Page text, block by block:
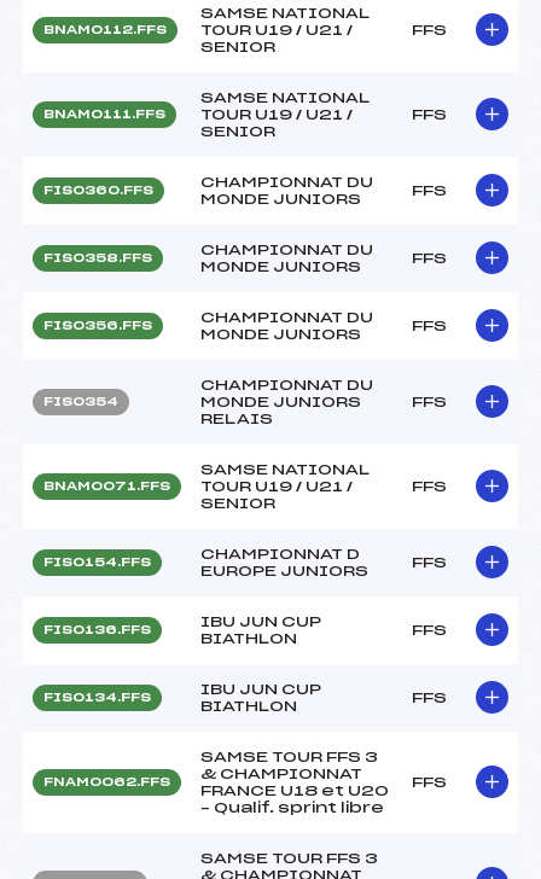
BNAM0112.FFS
SAMSE NATIONAL
TOUR U19 / U21 /
SENIOR
FFS
BNAM0111.FFS
SAMSE NATIONAL
TOUR U19 / U21 /
SENIOR
FFS
FIS0360.FFS
CHAMPIONNAT DU
MONDE JUNIORS
FFS
FIS0358.FFS
CHAMPIONNAT DU
MONDE JUNIORS
FFS
FIS0356.FFS
CHAMPIONNAT DU
MONDE JUNIORS
FFS
FIS0354
CHAMPIONNAT DU
MONDE JUNIORS
RELAIS
FFS
BNAM0071.FFS
SAMSE NATIONAL
TOUR U19 / U21 /
SENIOR
FFS
FIS0154.FFS
CHAMPIONNAT D
EUROPE JUNIORS
FFS
FIS0136.FFS
IBU JUN CUP
BIATHLON
FFS
FIS0134.FFS
IBU JUN CUP
BIATHLON
FFS
FNAM0062.FFS
SAMSE TOUR FFS 3
& CHAMPIONNAT
FRANCE U18 et U20
– Qualif. sprint libre
FFS
SAMSE TOUR FFS 3
& CHAMPIONNAT